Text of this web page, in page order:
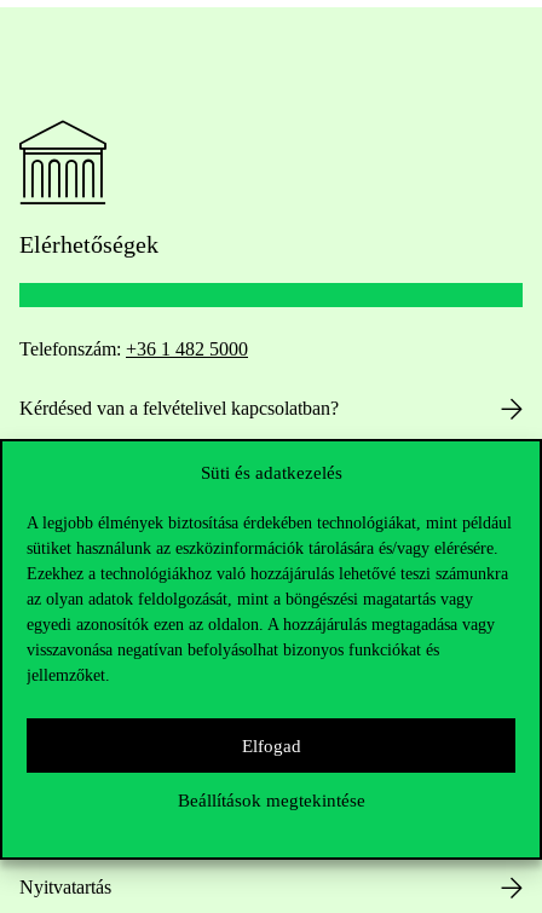
Süti és adatkezelés
A legjobb élmények biztosítása érdekében technológiákat, mint például
sütiket használunk az eszközinformációk tárolására és/vagy elérésére.
Ezekhez a technológiákhoz való hozzájárulás lehetővé teszi számunkra
az olyan adatok feldolgozását, mint a böngészési magatartás vagy
egyedi azonosítók ezen az oldalon. A hozzájárulás megtagadása vagy
visszavonása negatívan befolyásolhat bizonyos funkciókat és
jellemzőket.
Elfogad
Beállítások megtekintése
Elérhetőségek
Telefonszám: +36 1 482 5000
Kérdésed van a felvételivel kapcsolatban?
HUB jelenlegi hallgatóinknak
Sajtó:press@uni-corvinus.hu
Nyitvatartás